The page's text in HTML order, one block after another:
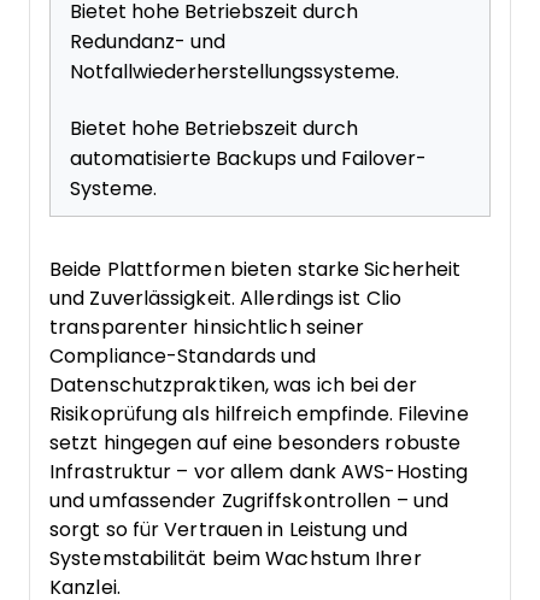
Bietet hohe Betriebszeit durch
Redundanz- und
Notfallwiederherstellungssysteme.
Bietet hohe Betriebszeit durch
automatisierte Backups und Failover-
Systeme.
Beide Plattformen bieten starke Sicherheit
und Zuverlässigkeit. Allerdings ist Clio
transparenter hinsichtlich seiner
Compliance-Standards und
Datenschutzpraktiken, was ich bei der
Risikoprüfung als hilfreich empfinde. Filevine
setzt hingegen auf eine besonders robuste
Infrastruktur – vor allem dank AWS-Hosting
und umfassender Zugriffskontrollen – und
sorgt so für Vertrauen in Leistung und
Systemstabilität beim Wachstum Ihrer
Kanzlei.